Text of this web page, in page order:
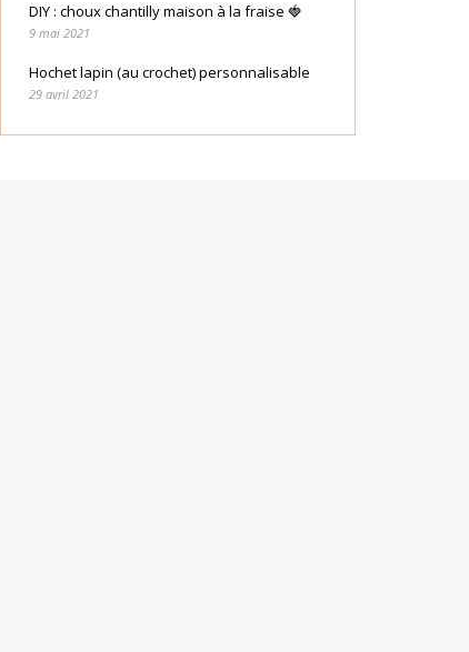
DIY : choux chantilly maison à la fraise 🍓
9 mai 2021
Hochet lapin (au crochet) personnalisable
29 avril 2021